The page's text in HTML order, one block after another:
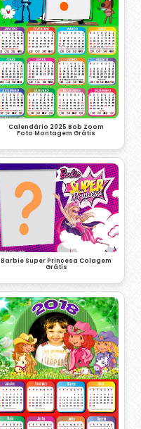
Calendário 2025 Bob Zoom
Foto Montagem Grátis
Barbie Super Princesa Colagem
Grátis